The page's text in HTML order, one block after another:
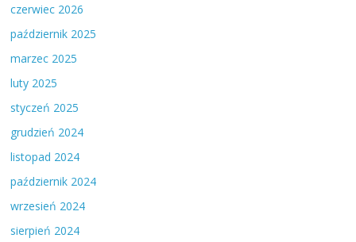
czerwiec 2026
październik 2025
marzec 2025
luty 2025
styczeń 2025
grudzień 2024
listopad 2024
październik 2024
wrzesień 2024
sierpień 2024